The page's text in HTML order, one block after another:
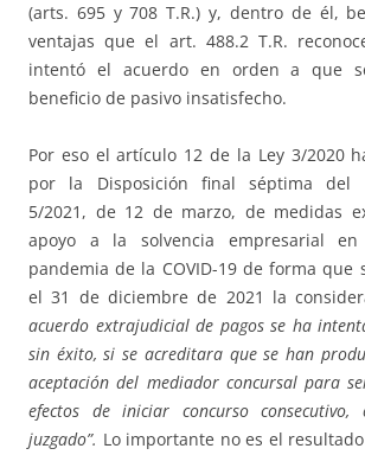
(arts. 695 y 708 T.R.) y, dentro de él,
ventajas que el art. 488.2 T.R.
intentó el acuerdo en orden a que
beneficio de pasivo insatisfecho.
Por eso el artículo 12 de la Ley 3/2020
por la Disposición final séptima del
5/2021, de 12 de marzo, de medidas
apoyo a la solvencia empresarial
pandemia de la COVID-19 de forma que
el 31 de diciembre de 2021 la
acuerdo extrajudicial de pagos se ha
sin éxito, si se acreditara que se han
aceptación del mediador concursal para
efectos de iniciar concurso consecutivo,
juzgado”. Lo importante no es el